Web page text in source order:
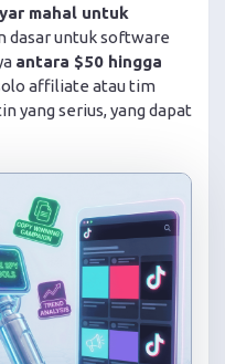
mahal untuk
dasar untuk software
antara $50 hingga
affiliate atau tim
yang serius, yang dapat